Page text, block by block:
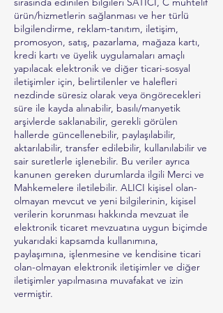
ürün/hizmetlerin sağlanması ve her türlü
bilgilendirme, reklam-tanıtım, iletişim,
promosyon, satış, pazarlama, mağaza kartı,
kredi kartı ve üyelik uygulamaları amaçlı
yapılacak elektronik ve diğer ticari-sosyal
iletişimler için, belirtilenler ve halefleri
nezdinde süresiz olarak veya öngörecekleri
süre ile kayda alınabilir, basılı/manyetik
arşivlerde saklanabilir, gerekli görülen
hallerde güncellenebilir, paylaşılabilir,
aktarılabilir, transfer edilebilir, kullanılabilir ve
sair suretlerle işlenebilir. Bu veriler ayrıca
kanunen gereken durumlarda ilgili Merci ve
Mahkemelere iletilebilir. ALICI kişisel olan-
olmayan mevcut ve yeni bilgilerinin, kişisel
verilerin korunması hakkında mevzuat ile
elektronik ticaret mevzuatına uygun biçimde
yukarıdaki kapsamda kullanımına,
paylaşımına, işlenmesine ve kendisine ticari
olan-olmayan elektronik iletişimler ve diğer
iletişimler yapılmasına muvafakat ve izin
vermiştir.